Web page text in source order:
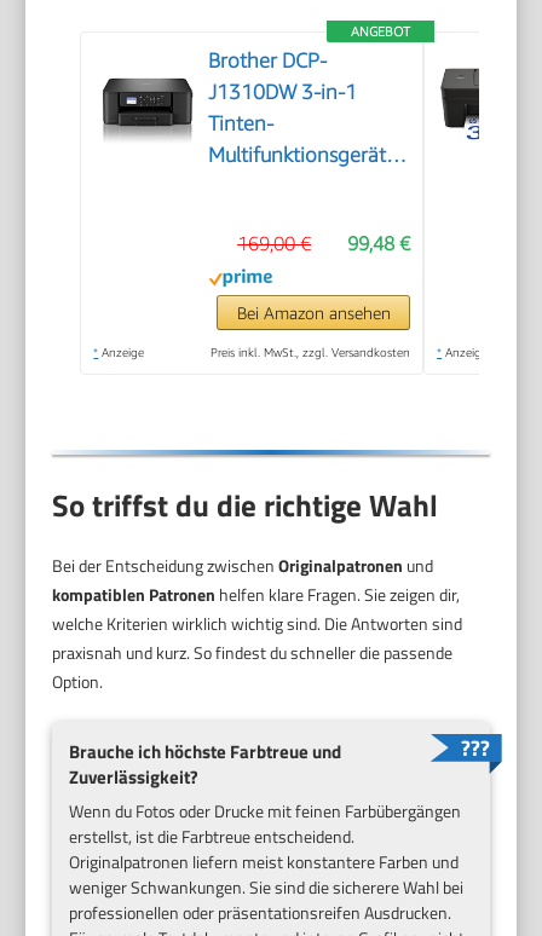
ANGEBOT
Brother DCP-
J1310DW 3-in-1
Tinten-
Multifunktionsgerät
99,48 €
169,00 €
Bei Amazon ansehen
* Anzeige Preis inkl. MwSt., zzgl. Versandkosten * Anzeige
So triffst du die richtige Wahl
Bei der Entscheidung zwischenOriginalpatronen und
kompatiblen Patronen helfen klare Fragen. Sie zeigen dir,
welche Kriterien wirklich wichtig sind. Die Antworten sind
praxisnah und kurz. So findest du schneller die passende
Option.
Brauche ich höchste Farbtreue und
Zuverlässigkeit?
Wenn du Fotos oder Drucke mit feinen Farbübergängen
erstellst, ist die Farbtreue entscheidend.
Originalpatronen liefern meist konstantere Farben und
weniger Schwankungen. Sie sind die sicherere Wahl bei
professionellen oder präsentationsreifen Ausdrucken.